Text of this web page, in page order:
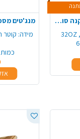
קערה מתכלה אובלי קנה סוכר 6 יח' - גדול
6
מידה: